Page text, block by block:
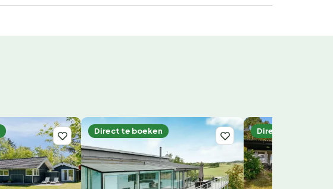
Direct te boeken Direct te boeken